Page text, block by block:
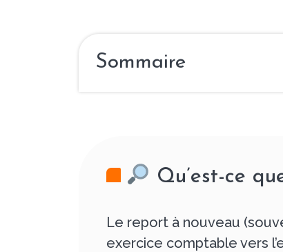
Sommaire
Qu’est-ce
Le report à nouveau
exercice comptable vers